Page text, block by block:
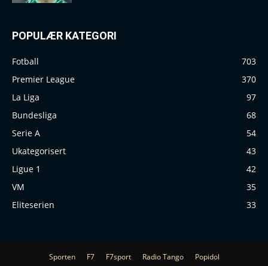
POPULÆR KATEGORI
Fotball
703
Premier League
370
La Liga
97
Bundesliga
68
Serie A
54
Ukategorisert
43
Ligue 1
42
VM
35
Eliteserien
33
Sporten F7 F7sport Radio Tango Popidol